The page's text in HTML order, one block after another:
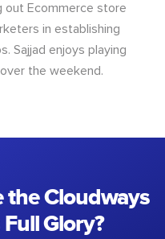
out Ecommerce store
in establishing
Sajjad enjoys playing
the weekend.
the Cloudways
Glory?